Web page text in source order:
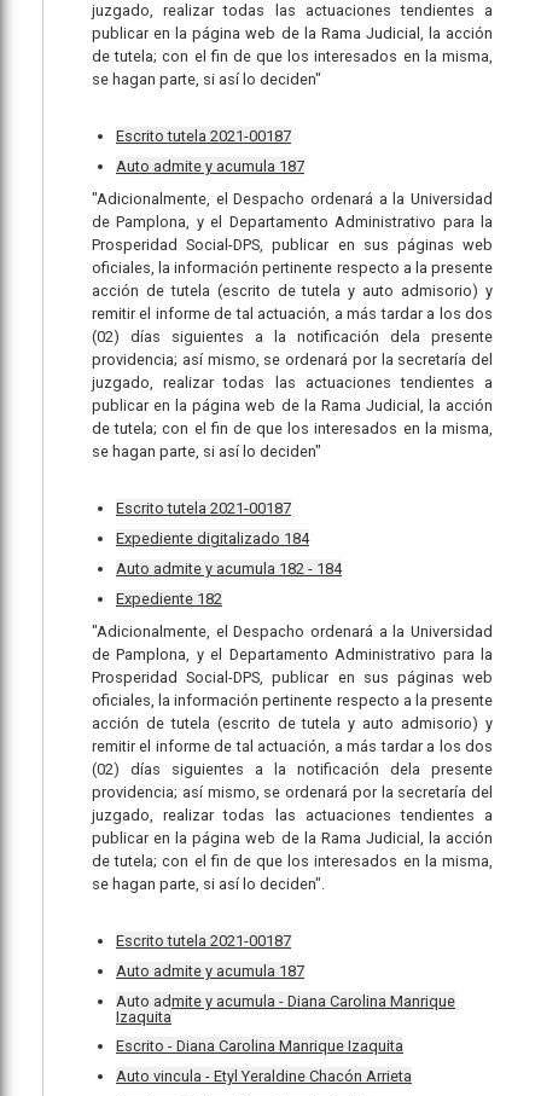
juzgado, realizar todas las actuaciones tendientes a
publicar en la página web de la Rama Judicial, la acción
de tutela; con el fin de que los interesados en la misma,
se hagan parte, si así lo deciden"
Escrito tutela 2021-00187
Auto admite y acumula 187
"Adicionalmente, el Despacho ordenará a la Universidad
de Pamplona, y el Departamento Administrativo para la
Prosperidad Social-DPS, publicar en sus páginas web
oficiales, la información pertinente respecto a la presente
acción de tutela (escrito de tutela y auto admisorio) y
remitir el informe de tal actuación, a más tardar a los dos
(02) días siguientes a la notificación dela presente
providencia; así mismo, se ordenará por la secretaría del
juzgado, realizar todas las actuaciones tendientes a
publicar en la página web de la Rama Judicial, la acción
de tutela; con el fin de que los interesados en la misma,
se hagan parte, si así lo deciden"
Escrito tutela 2021-00187
Expediente digitalizado 184
Auto admite y acumula 182 - 184
Expediente 182
"Adicionalmente, el Despacho ordenará a la Universidad
de Pamplona, y el Departamento Administrativo para la
Prosperidad Social-DPS, publicar en sus páginas web
oficiales, la información pertinente respecto a la presente
acción de tutela (escrito de tutela y auto admisorio) y
remitir el informe de tal actuación, a más tardar a los dos
(02) días siguientes a la notificación dela presente
providencia; así mismo, se ordenará por la secretaría del
juzgado, realizar todas las actuaciones tendientes a
publicar en la página web de la Rama Judicial, la acción
de tutela; con el fin de que los interesados en la misma,
se hagan parte, si así lo deciden".
Escrito tutela 2021-00187
Auto admite y acumula 187
Auto admite y acumula - Diana Carolina Manrique
Izaquita
Escrito - Diana Carolina Manrique Izaquita
Auto vincula - Etyl Yeraldine Chacón Arrieta